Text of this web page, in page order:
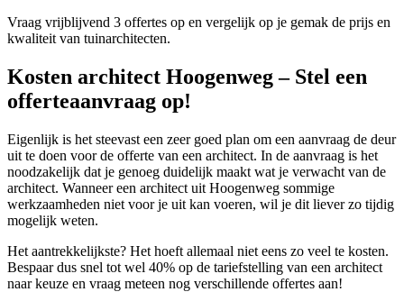
Vraag vrijblijvend 3 offertes op en vergelijk op je gemak de prijs en
kwaliteit van tuinarchitecten.
Kosten architect Hoogenweg – Stel een
offerteaanvraag op!
Eigenlijk is het steevast een zeer goed plan om een aanvraag de deur
uit te doen voor de offerte van een architect. In de aanvraag is het
noodzakelijk dat je genoeg duidelijk maakt wat je verwacht van de
architect. Wanneer een architect uit Hoogenweg sommige
werkzaamheden niet voor je uit kan voeren, wil je dit liever zo tijdig
mogelijk weten.
Het aantrekkelijkste? Het hoeft allemaal niet eens zo veel te kosten.
Bespaar dus snel tot wel 40% op de tariefstelling van een architect
naar keuze en vraag meteen nog verschillende offertes aan!